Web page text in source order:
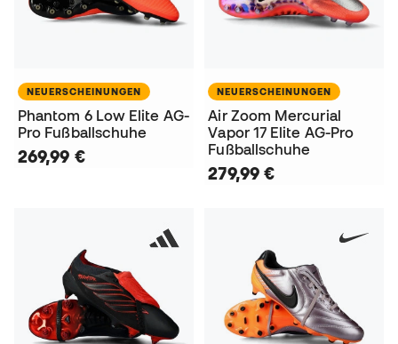
NEUERSCHEINUNGEN
Phantom 6 Low Elite AG-
Pro Fußballschuhe
269,99 €
NEUERSCHEINUNGEN
Air Zoom Mercurial
Vapor 17 Elite AG-Pro
Fußballschuhe
279,99 €